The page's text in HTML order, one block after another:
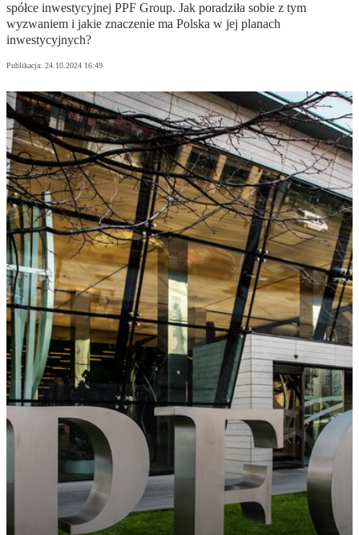
spółce inwestycyjnej PPF Group. Jak poradziła sobie z tym
wyzwaniem i jakie znaczenie ma Polska w jej planach
inwestycyjnych?
Publikacja: 24.10.2024 16:49